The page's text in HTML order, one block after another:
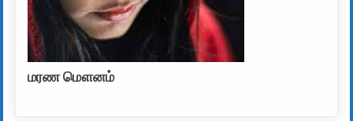
மரண மௌனம்